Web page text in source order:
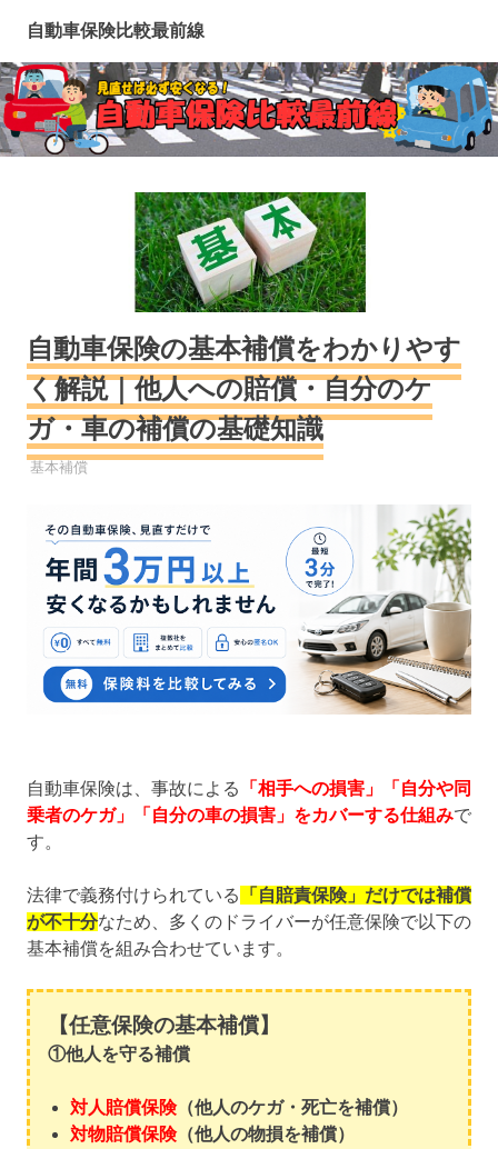
テ
ン
ツ
へ
自動車保険比較最前線
自動車保険の基本補償をわかりやす
く解説｜他人への賠償・自分のケ
ガ・車の補償の基礎知識
自動車保険
基本補償
自動車保険は、事故による
「相手への損害」「自分や同
乗者のケガ」「自分の車の損害」をカバーする仕組みで
す。
法律で義務付けられている
「自賠責保険」だけでは補償
が不十分なため、多くのドライバーが任意保険で以下の
基本補償を組み合わせています。
【任意保険の基本補償】
①他人を守る補償
対人賠償保険（他人のケガ・死亡を補償）
対物賠償保険（他人の物損を補償）